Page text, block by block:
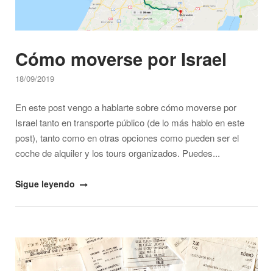
Cómo moverse por Israel
18/09/2019
En este post vengo a hablarte sobre cómo moverse por
Israel tanto en transporte público (de lo más hablo en este
post), tanto como en otras opciones como pueden ser el
coche de alquiler y los tours organizados. Puedes...
"Cómo
Sigue leyendo
Open post